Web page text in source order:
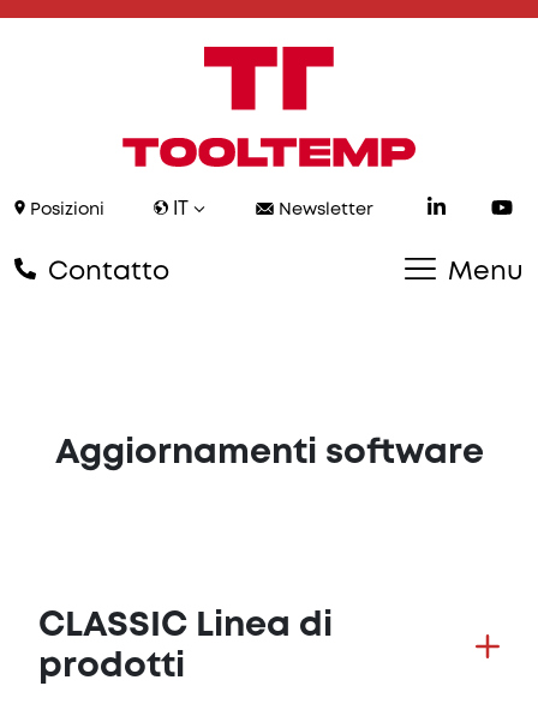
Posizioni IT Newsletter
Contatto Menu
Aggiornamenti software
CLASSIC Linea di
prodotti